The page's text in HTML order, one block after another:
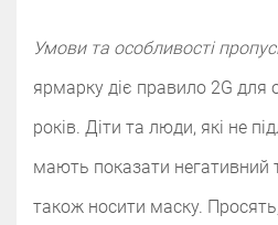
Умови та особливості
ярмарку діє правило 2G для
років. Діти та люди, які не
мають показати негативний
також носити маску.